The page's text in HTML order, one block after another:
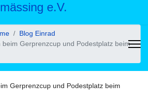
Blog Einrad
beim Gerprenzcup und Podestplatz beim